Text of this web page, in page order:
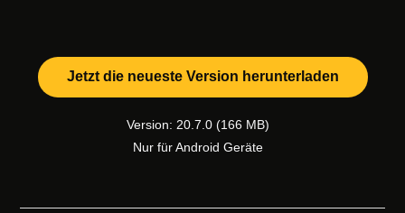
Jetzt die neueste Version herunterladen
Version: 20.7.0 (166 MB)
Nur für Android Geräte